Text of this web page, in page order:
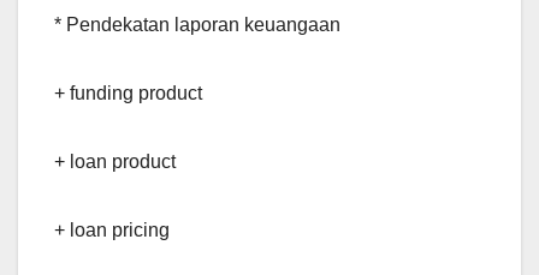
* Pendekatan laporan keuangaan
+ funding product
+ loan product
+ loan pricing